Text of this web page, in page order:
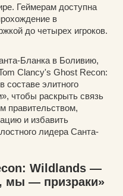
Геймерам доступна
в
до четырех игроков.
Бланка в Боливию,
Clancy's Ghost Recon:
составе элитного
чтобы раскрыть связь
правительством,
и избавить
лидера Санта-
Wildlands —
мы — призраки»